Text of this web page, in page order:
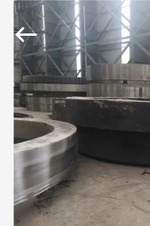
घर
उत्पादों
वीआर
दिखाएँ
Luoyang
Industries
CO.,LTD.
Rights
Reserved.